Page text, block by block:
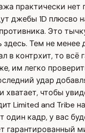
практически нет
джебы 1D плюсво
Это
Тем не
в контрхит, то всё
им легко
удар
чтобы
Limited and Tribe
кадр, у вас
гарантированный